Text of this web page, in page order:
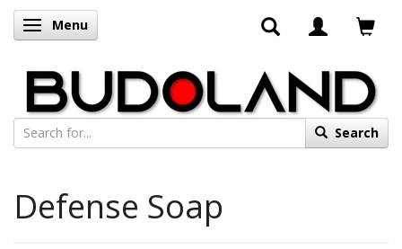
Toggle navigation
Menu
Search
Defense Soap